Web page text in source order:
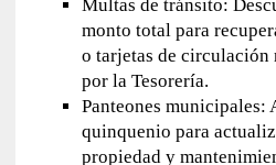
Multas de tránsito:
monto total para
o tarjetas de circulación
por la Tesorería.
Panteones municipales:
quinquenio para
propiedad y